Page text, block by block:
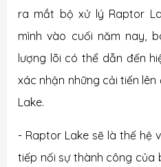
ra mắt bộ xử lý Raptor
mình vào cuối năm nay,
lượng lõi có thể dẫn đến
xác nhận những cải tiến
Lake.
- Raptor Lake sẽ là thế hệ
tiếp nối sự thành công của